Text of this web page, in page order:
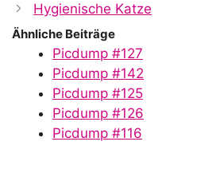
Hygienische Katze
Ähnliche Beiträge
Picdump #127
Picdump #142
Picdump #125
Picdump #126
Picdump #116